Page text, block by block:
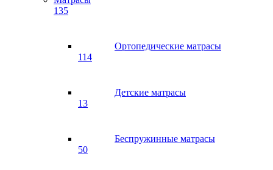
135
Ортопедические матрасы
114
Детские матрасы
13
Беспружинные матрасы
50